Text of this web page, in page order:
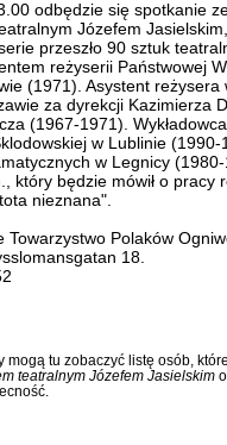
odbędzie się spotkanie
Józefem
przeszło 90 sztuk
reżyserii Państwowej
(1971). Asystent reżysera
za dyrekcji Kazimierza
(1967-1971).
w Lublinie (1990-
w Legnicy
który będzie mówił o pracy
nieznana".
Towarzystwo Polaków
18.
mogą tu zobaczyć listę osób,
teatralnym Józefem Jasielskim